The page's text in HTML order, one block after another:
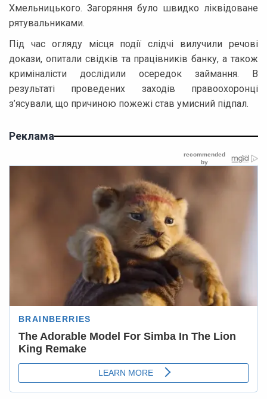
Хмельницького. Загоряння було швидко ліквідоване
рятувальниками.
Під час огляду місця події слідчі вилучили речові
докази, опитали свідків та працівників банку, а також
криміналісти дослідили осередок займання. В
результаті проведених заходів правоохоронці
з’ясували, що причиною пожежі став умисний підпал.
Реклама